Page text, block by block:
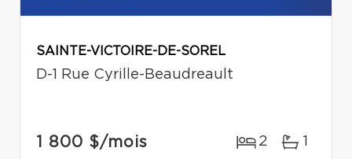
SAINTE-VICTOIRE-DE-SOREL
D-1 Rue Cyrille-Beaudreault
1 800 $/mois 2 1